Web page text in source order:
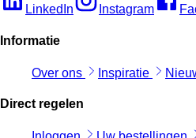
LinkedIn Instagram
Informatie
Over ons Inspiratie
Direct regelen